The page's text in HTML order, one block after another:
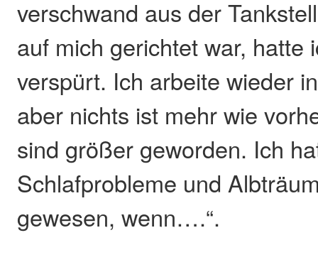
verschwand aus der
auf mich gerichtet war, hatte
verspürt. Ich arbeite wieder
aber nichts ist mehr wie
sind größer geworden. Ich
Schlafprobleme und
gewesen, wenn….“.